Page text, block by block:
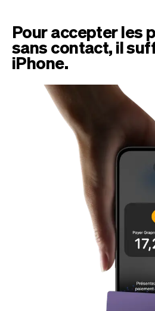
Tickets
Marketing
Pagos
Pour accepter les
sans contact, il
iPhone.